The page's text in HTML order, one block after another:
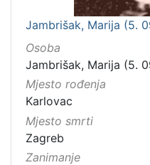
Jambrišak, Marija (5.
Osoba
Jambrišak, Marija (5.
Mjesto rođenja
Karlovac
Mjesto smrti
Zagreb
Zanimanje